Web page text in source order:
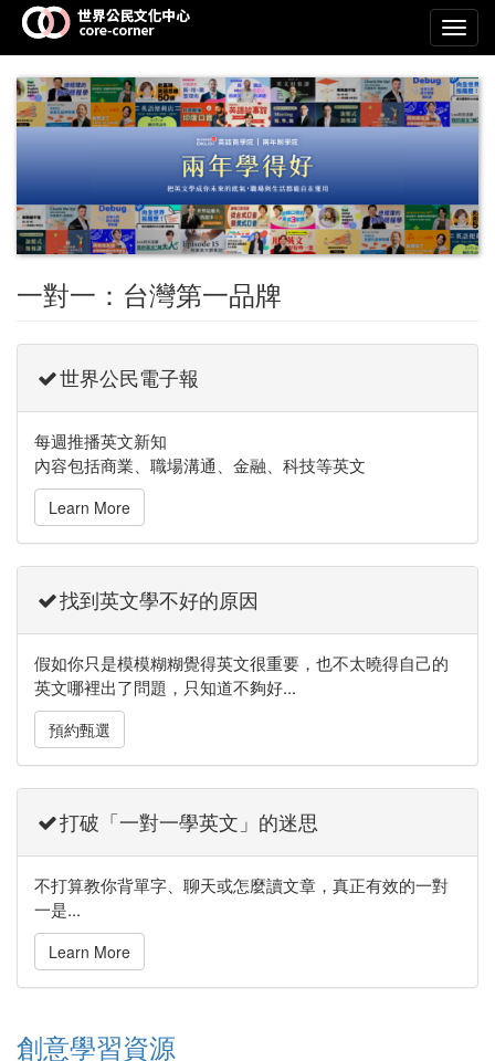
一對一：台灣第一品牌
世界公民電子報
每週推播英文新知
內容包括商業、職場溝通、金融、科技等英文
Learn More
找到英文學不好的原因
假如你只是模模糊糊覺得英文很重要，也不太曉得自己的
英文哪裡出了問題，只知道不夠好...
預約甄選
打破「一對一學英文」的迷思
不打算教你背單字、聊天或怎麼讀文章，真正有效的一對
一是...
Learn More
創意學習資源